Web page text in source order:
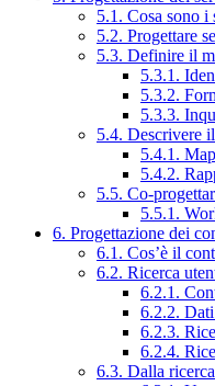
5.1. Cosa sono i
5.2. Progettare
5.3. Definire il
5.3.1.
5.3.2.
5.3.3.
5.4. Descrivere
5.4.1.
5.4.2.
5.5. Co-
5.5.1.
6. Progettazione dei
6.1. Cos’è il
6.2. Ricerca
6.2.1.
6.2.2.
6.2.3.
6.2.4.
6.3. Dalla